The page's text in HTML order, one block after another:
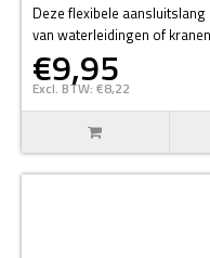
Deze flexibele
van waterleidingen of
€9,95
Excl. BTW: €8,22